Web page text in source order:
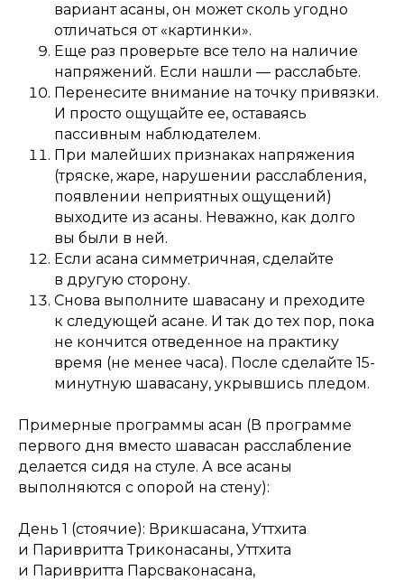
вариант асаны, он может сколь угодно
отличаться от «картинки».
Еще раз проверьте все тело на наличие
напряжений. Если нашли — расслабьте.
Перенесите внимание на точку привязки.
И просто ощущайте ее, оставаясь
пассивным наблюдателем.
При малейших признаках напряжения
(тряске, жаре, нарушении расслабления,
появлении неприятных ощущений)
выходите из асаны. Неважно, как долго
вы были в ней.
Если асана симметричная, сделайте
в другую сторону.
Снова выполните шавасану и преходите
к следующей асане. И так до тех пор, пока
не кончится отведенное на практику
время (не менее часа). После сделайте 15-
минутную шавасану, укрывшись пледом.
Примерные программы асан (В программе
первого дня вместо шавасан расслабление
делается сидя на стуле. А все асаны
выполняются с опорой на стену):
День 1 (стоячие): Врикшасана, Уттхита
и Паривритта Триконасаны, Уттхита
и Паривритта Парсваконасана,